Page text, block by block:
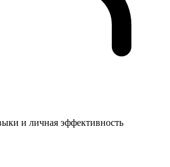
и личная эффективность